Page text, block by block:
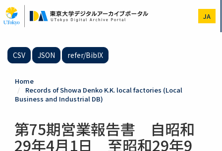
to
main
JA
CSV JSON refer/BibIX
Home
Records of Showa Denko K.K. local factories (Local
Business and Industrial DB)
第75期営業報告書 自昭和
29年4月1日 至昭和29年9